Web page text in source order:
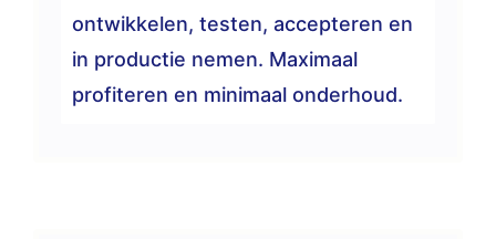
ontwikkelen, testen, accepteren en
in productie nemen. Maximaal
profiteren en minimaal onderhoud.